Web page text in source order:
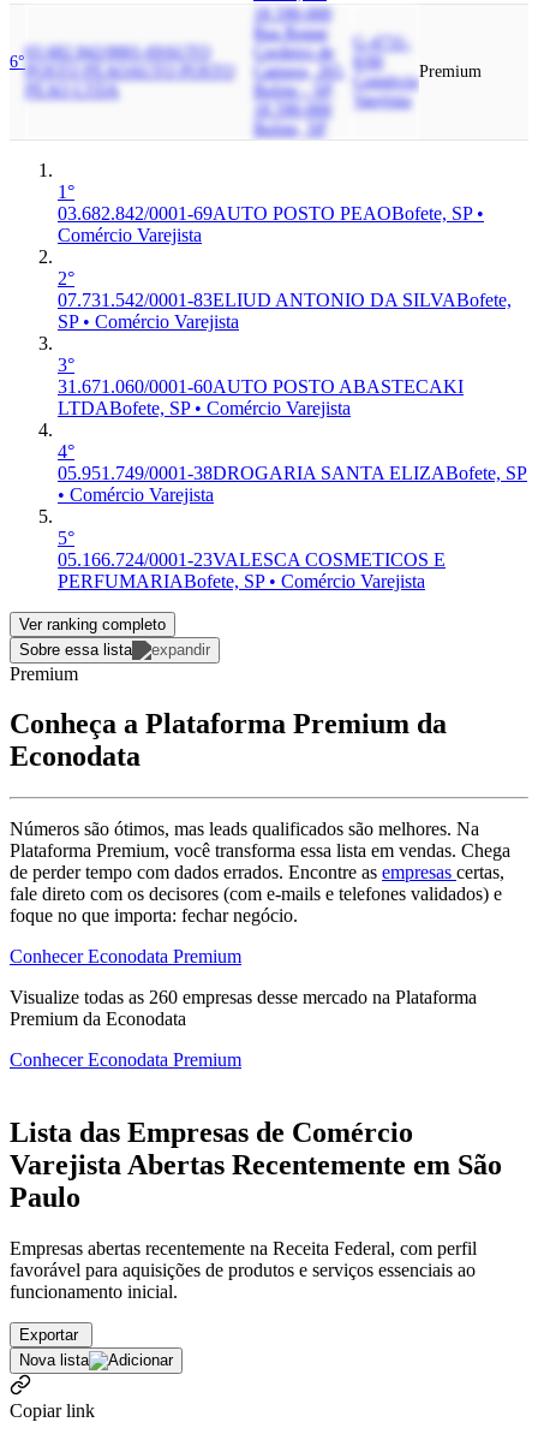
6°
03.682.842/0001-69AUTO
POSTO PEAO AUTO POSTO
PEAO LTDA
18.590-000
Rua Roque
Cordeiro de
Campos, 265,
Bofete - SP,
18.590-000
Bofete, SP
G-4731-
8/00
Comércio
Varejista
Premium
1°
03.682.842/0001-69AUTO POSTO PEAOBofete, SP •
Comércio Varejista
2°
07.731.542/0001-83ELIUD ANTONIO DA SILVABofete,
SP • Comércio Varejista
3°
31.671.060/0001-60AUTO POSTO ABASTECAKI
LTDABofete, SP • Comércio Varejista
4°
05.951.749/0001-38DROGARIA SANTA ELIZABofete, SP
• Comércio Varejista
5°
05.166.724/0001-23VALESCA COSMETICOS E
PERFUMARIABofete, SP • Comércio Varejista
Ver ranking completo
Sobre essa lista
Premium
Conheça a Plataforma Premium da
Econodata
Números são ótimos, mas leads qualificados são melhores. Na
Plataforma Premium, você transforma essa lista em vendas. Chega
de perder tempo com dados errados. Encontre as empresas certas,
fale direto com os decisores (com e-mails e telefones validados) e
foque no que importa: fechar negócio.
Conhecer Econodata Premium
Visualize todas as 260 empresas desse mercado na Plataforma
Premium da Econodata
Conhecer Econodata Premium
Lista das Empresas de Comércio
Varejista Abertas Recentemente em São
Paulo
Empresas abertas recentemente na Receita Federal, com perfil
favorável para aquisições de produtos e serviços essenciais ao
funcionamento inicial.
Exportar
Nova lista
Copiar link